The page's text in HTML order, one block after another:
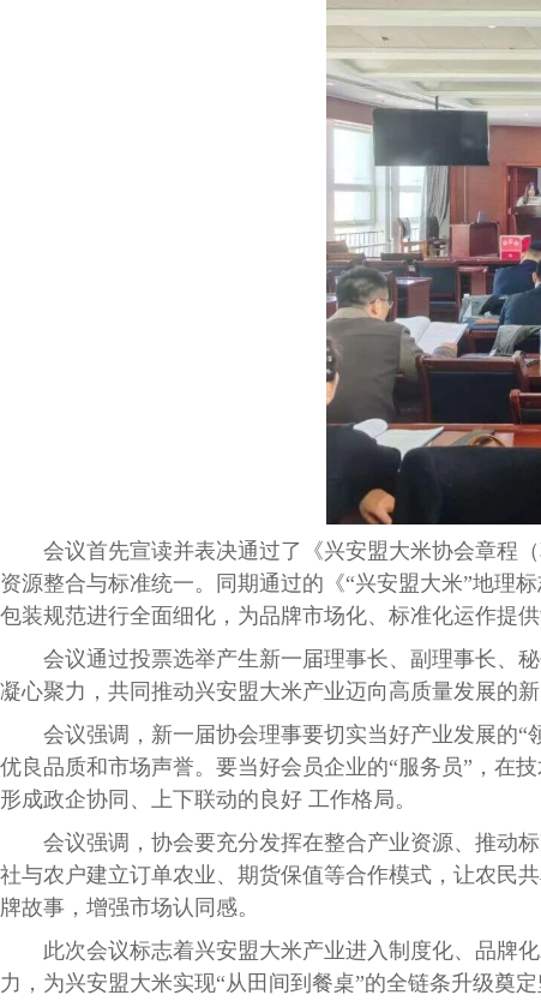
会议首先宣读并表决通过了《兴安盟大米协会章程
资源整合与标准统一。同期通过的《“兴安盟大米”地理
包装规范进行全面细化，为品牌市场化、标准化运作提
会议通过投票选举产生新一届理事长、副理事长、秘
凝心聚力，共同推动兴安盟大米产业迈向高质量发展的新
会议强调，新一届协会理事要切实当好产业发展的“
优良品质和市场声誉。要当好会员企业的“服务员”，在
形成政企协同、上下联动的良好 工作格局。
会议强调，协会要充分发挥在整合产业资源、推动
社与农户建立订单农业、期货保值等合作模式，让农民
牌故事，增强市场认同感。
此次会议标志着兴安盟大米产业进入制度化、品牌
力，为兴安盟大米实现“从田间到餐桌”的全链条升级奠定